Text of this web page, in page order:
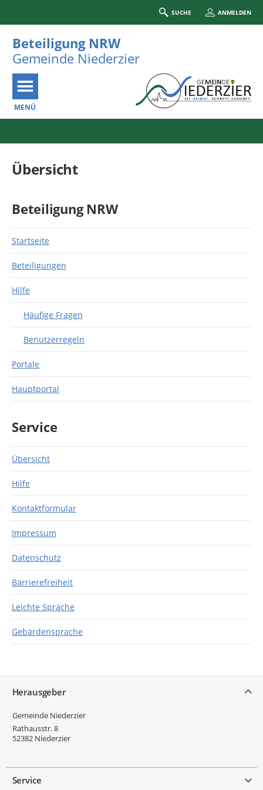
SUCHE ANMELDEN
Beteiligung NRW
Gemeinde Niederzier
MENÜ
Übersicht
Beteiligung NRW
Startseite
Beteiligungen
Hilfe
Häufige Fragen
Benutzerregeln
Portale
Hauptportal
Service
Übersicht
Hilfe
Kontaktformular
Impressum
Datenschutz
Barrierefreiheit
Leichte Sprache
Gebärdensprache
Herausgeber
Gemeinde Niederzier
Rathausstr. 8
52382 Niederzier
Service